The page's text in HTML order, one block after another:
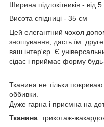
Ширина підлокітників - від
Висота спідниці - 35 см
Цей елегантний чохол
зношування, дасть їм
ваш інтер'єр. Є
сідає і приймає форму
Тканина не тільки
оббивки.
Дуже гарна і приємна на
Тканина: трикотаж-